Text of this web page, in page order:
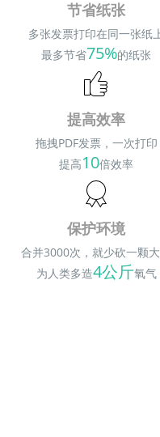
节省纸张
多张发票打印在同一张纸
最多节省75%的纸张
提高效率
拖拽PDF发票，一次打印
提高10倍效率
保护环境
合并3000次，就少砍一颗
为人类多造4公斤氧气